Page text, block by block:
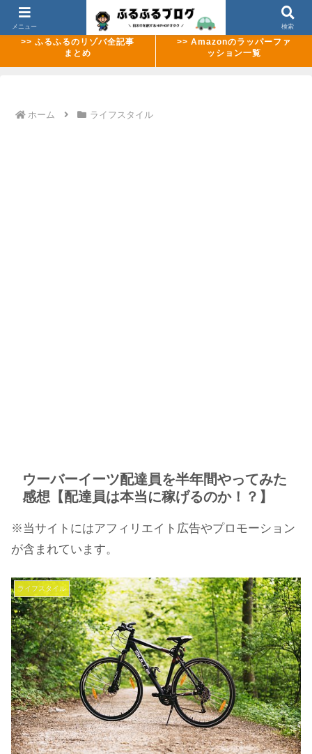
>> 【2026年8月最新】ABEMAのMCバトル配信ラッシュまとめ
>> ふるふるのリゾバ全記事
まとめ
>> Amazonのラッパーファ
ッション一覧
ホーム ライフスタイル
ウーバーイーツ配達員を半年間やってみた
感想【配達員は本当に稼げるのか！？】
※当サイトにはアフィリエイト広告やプロモーション
が含まれています。
ライフスタイル
メニュー 検索